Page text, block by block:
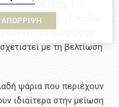
δείκτη
επίπεδα της γλυκόζης
τα τρόφιμα με
με τη βελτίωση
ψάρια που περιέχουν
ιδιαίτερα στην μείωση
ΑΠΟΡΡΙΨΗ